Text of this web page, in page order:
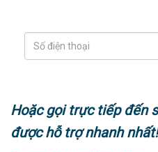
Hoặc gọi trực tiếp đến
được hỗ trợ nhanh nhất!